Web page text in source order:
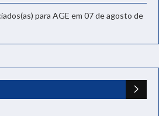
para AGE em 07 de agosto de